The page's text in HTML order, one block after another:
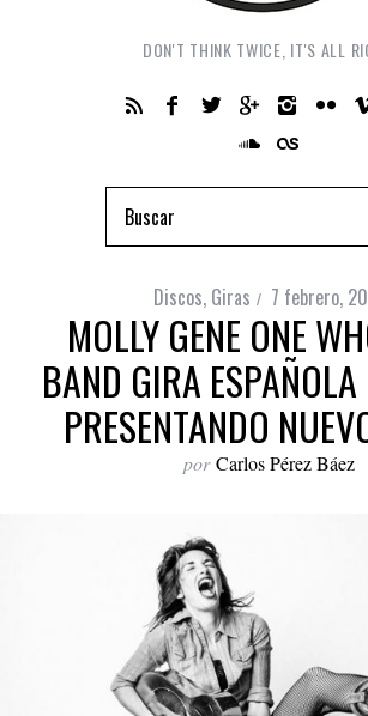
DON'T THINK TWICE, IT'S ALL
Discos, Giras 7 febrero,
MOLLY GENE ONE
BAND GIRA
PRESENTANDO
por Carlos Pérez Báez